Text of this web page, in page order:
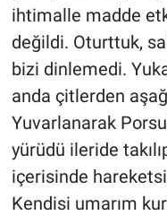
ihtimalle madde
değildi. Oturttuk,
bizi dinlemedi.
anda çitlerden
Yuvarlanarak
yürüdü ileride
içerisinde
Kendisi umarım